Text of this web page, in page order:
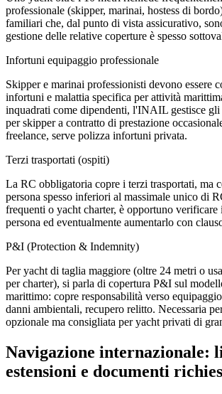
professionale (skipper, marinai, hostess di
familiari che, dal punto di vista assicurativo,
gestione delle relative coperture è spesso
Infortuni equipaggio professionale
Skipper e marinai professionisti devono essere
infortuni e malattia specifica per attività
inquadrati come dipendenti, l'INAIL gestisce
per skipper a contratto di prestazione
freelance, serve polizza infortuni privata.
Terzi trasportati (ospiti)
La RC obbligatoria copre i terzi trasportati, ma
persona spesso inferiori al massimale unico di
frequenti o yacht charter, è opportuno
persona ed eventualmente aumentarlo con
P&I (Protection & Indemnity)
Per yacht di taglia maggiore (oltre 24 metri o
per charter), si parla di copertura P&I sul
marittimo: copre responsabilità verso
danni ambientali, recupero relitto. Necessaria
opzionale ma consigliata per yacht privati di
Navigazione internazionale:
estensioni e documenti